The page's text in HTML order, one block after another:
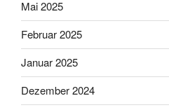
Mai 2025
Februar 2025
Januar 2025
Dezember 2024